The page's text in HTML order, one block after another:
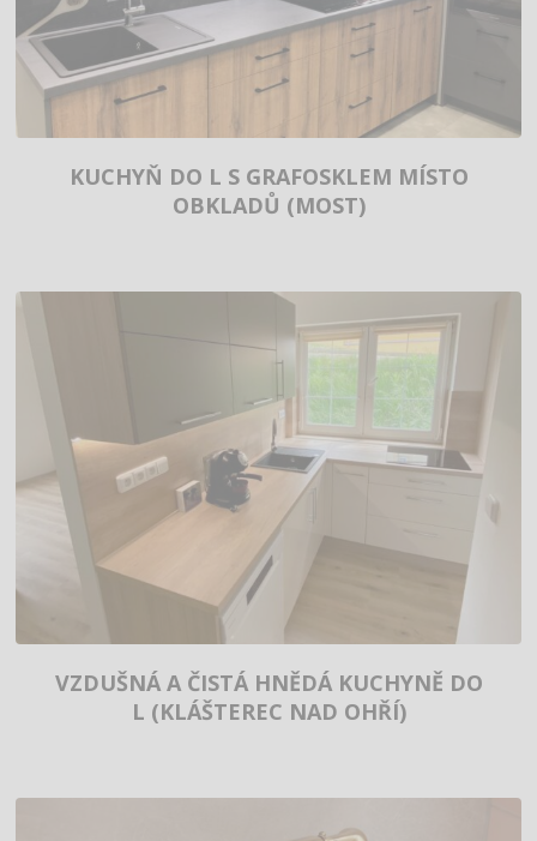
KUCHYŇ DO L S GRAFOSKLEM MÍSTO
OBKLADŮ (MOST)
VZDUŠNÁ A ČISTÁ HNĚDÁ KUCHYNĚ DO
L (KLÁŠTEREC NAD OHŘÍ)